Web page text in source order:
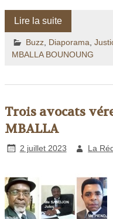
Lire la suite
Buzz, Diaporama,
MBALLA BOUNOUNG
Trois avocats
MBALLA
2 juillet 2023 La